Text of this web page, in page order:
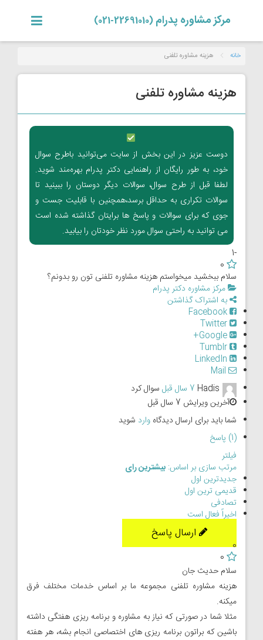
مرکز مشاوره پدرام (22691010-021)
خانه هزینه مشاوره تلفنی
هزینه مشاوره تلفنی
دوست عزیز در این بخش از سایت می‌توانید باطرح سوال
خود، به طور رایگان از راهنمایی دکتر پدرام بهره‌مند شوید.
لطفا قبل از طرح سوال، سوالات دیگر دوستان را ببینید تا
سوالات تکراری به حداقل برسد،همچنین با قابلیت جست و
جوی که برای سوالات و پاسخ ها برایتان گذاشته شده است
می توانید به راحتی سوال مورد نظر خودتان را بیابید.
-1
0
سلام ببخشید میخواستم هزینه مشاوره تلفنی تون رو بدونم؟
مرکز مشاوره دکتر پدرام
به اشتراک گذاشتن
Hadis 7 سال قبل
سوال کرد
آخرین ویرایش 7 سال قبل
شما باید برای ارسال دیدگاه وارد شوید
(1) پاسخ
فیلتر
مرتب سازی بر اساس: بیشترین رای
جدیدترین اول
قدیمی ترین اول
تصادفی
اخیراً فعال است
ارسال پاسخ
0
0
سلام حدیث جان
هزینه مشاوره تلفنی مجموعه ما بر اساس خدمات مختلف فرق
میکنه.
مثلا شما در صورتی که نیاز به مشاوره و برنامه ریزی هفتگی داشته
باشین که براتون برنامه ریزی های اختصاصی انجام بشه، هر هفته